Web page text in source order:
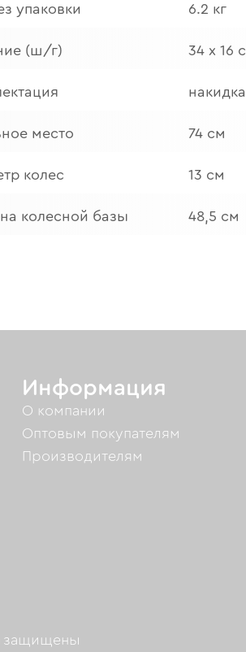
упаковки 6.2 кг
(ш/г) 34 х 16
место 74 см
колес 13 см
колесной базы 48,5 см
Информация
О компании
Оптовым покупателям
Производителям
защищены